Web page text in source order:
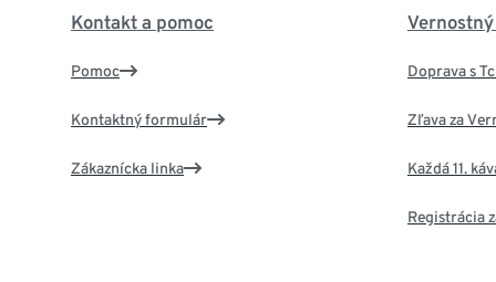
Kontakt a pomoc
Pomoc
Kontaktný formulár
Zákaznícka linka
Doprava s
Zľava za
Každá 11.
Registrácia